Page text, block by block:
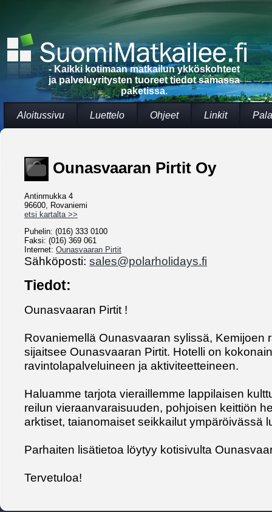
- Kaikki kotimaan matkailun ykköskohteet
ja palveluyritysten tuoreet tiedot samassa
paketissa.
Aloitussivu Luettelo Ohjeet Linkit
Ounasvaaran Pirtit Oy
Antinmukka 4
96600, Rovaniemi
etsi kartalta >>
Puhelin: (016) 333 0100
Faksi: (016) 369 061
Internet: Ounasvaaran Pirtit
Sähköposti: sales@polarholidays.fi
Tiedot:
Ounasvaaran Pirtit !
Rovaniemellä Ounasvaaran sylissä, Kemijoen
sijaitsee Ounasvaaran Pirtit. Hotelli on
ravintolapalveluineen ja aktiviteetteineen.
Haluamme tarjota vieraillemme lappilaisen
reilun vieraanvaraisuuden, pohjoisen keittiön
arktiset, taianomaiset seikkailut ympäröivässä
Parhaiten lisätietoa löytyy kotisivulta
Tervetuloa!